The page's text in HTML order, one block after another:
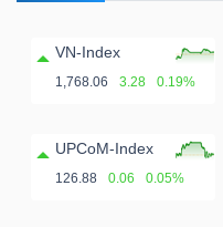
VN-Index
1,768.06 3.28 0.19%
UPCoM-Index
126.88 0.06 0.05%